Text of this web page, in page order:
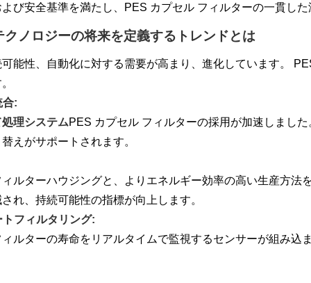
び安全基準を満たし、PES カプセル フィルターの一貫し
ノロジーの将来を定義するトレンドとは
能性、自動化に対する需要が高まり、進化しています。
合:
理システムPES カプセル フィルターの採用が加速しまし
えがサポートされます。
ルターハウジングと、よりエネルギー効率の高い生産方
れ、持続可能性の指標が向上します。
フィルタリング:
ルターの寿命をリアルタイムで監視するセンサーが組み